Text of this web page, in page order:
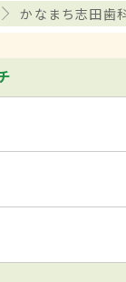
かなまち志田歯